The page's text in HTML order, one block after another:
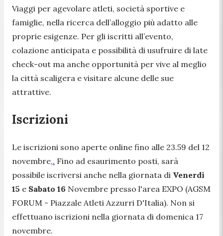
Viaggi per agevolare atleti, società sportive e
famiglie, nella ricerca dell’alloggio più adatto alle
proprie esigenze. Per gli iscritti all’evento,
colazione anticipata e possibilità di usufruire di late
check-out ma anche opportunità per vive al meglio
la città scaligera e visitare alcune delle sue
attrattive.
Iscrizioni
Le iscrizioni sono aperte online fino alle 23.59 del 12
novembre,. Fino ad esaurimento posti, sarà
possibile iscriversi anche nella giornata di Venerdì
15 e Sabato 16 Novembre presso l'area EXPO (AGSM
FORUM - Piazzale Atleti Azzurri D'Italia). Non si
effettuano iscrizioni nella giornata di domenica 17
novembre.